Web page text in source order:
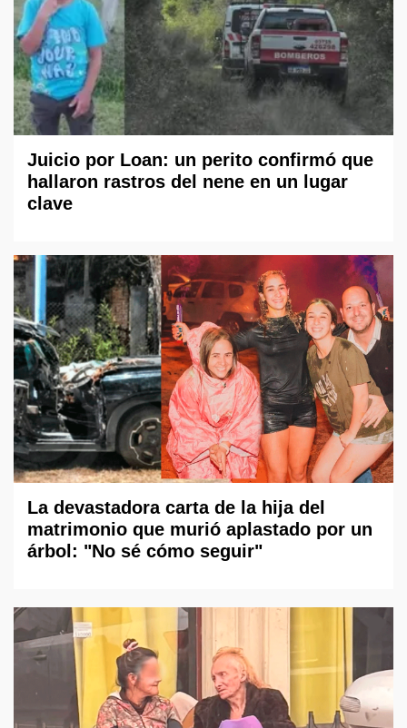
Juicio por Loan: un perito confirmó que
hallaron rastros del nene en un lugar
clave
La devastadora carta de la hija del
matrimonio que murió aplastado por un
árbol: "No sé cómo seguir"